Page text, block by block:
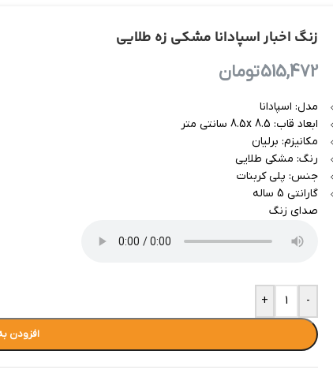
زنگ اخبار اسپادانا مشکی زه طلایی
515,472تومان
مدل: اسپادانا
ابعاد قاب: 8.5x 8.5 سانتی متر
مکانیزم: برلیان
رنگ: مشکی طلایی
جنس: پلی کربنات
گارانتی 5 ساله
صدای زنگ
-
+
افزودن